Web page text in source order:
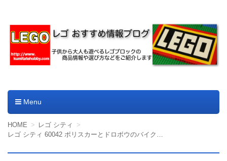
Menu
コンテンツへ移動
HOME
レゴ シティ
レゴ シティ 60042 ポリスカーとドロボウのバイクでどろぼうごっこ！